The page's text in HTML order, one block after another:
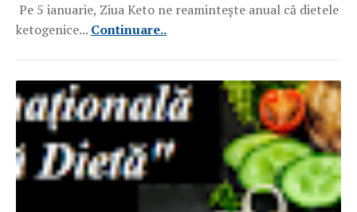
Pe 5 ianuarie, Ziua Keto ne reamintește anual că dietele
ketogenice... Continuare..